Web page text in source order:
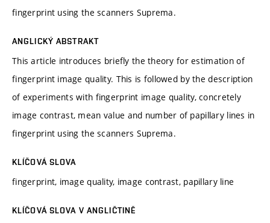
fingerprint using the scanners Suprema.
ANGLICKÝ ABSTRAKT
This article introduces briefly the theory for estimation of
fingerprint image quality. This is followed by the description
of experiments with fingerprint image quality, concretely
image contrast, mean value and number of papillary lines in
fingerprint using the scanners Suprema.
KLÍČOVÁ SLOVA
fingerprint, image quality, image contrast, papillary line
KLÍČOVÁ SLOVA V ANGLIČTINĚ